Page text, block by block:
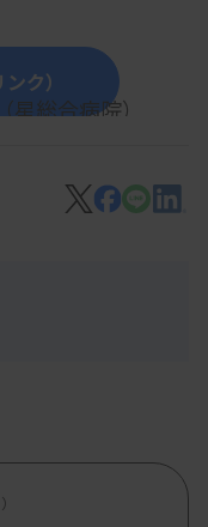
星総合病院）
師（福島県立医
田綜合病院）
シュ・ダイアグ
ノ内病院）
生総合病院）、
ク）